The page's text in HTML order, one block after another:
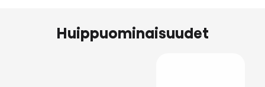
Huippuominaisuudet